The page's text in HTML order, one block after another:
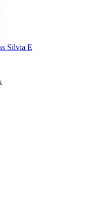
Silvia E